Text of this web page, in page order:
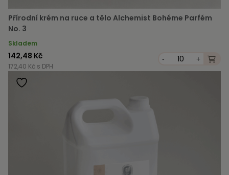
Přírodní krém na ruce a tělo Alchemist Bohéme Parfém
No. 3
Skladem
142,48 Kč
172,40 Kč s DPH
- +